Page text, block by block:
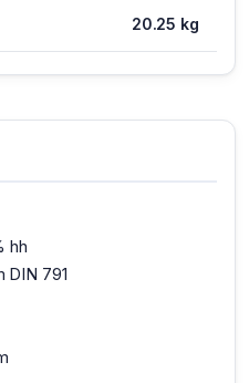
20.25 kg
hh
DIN 791